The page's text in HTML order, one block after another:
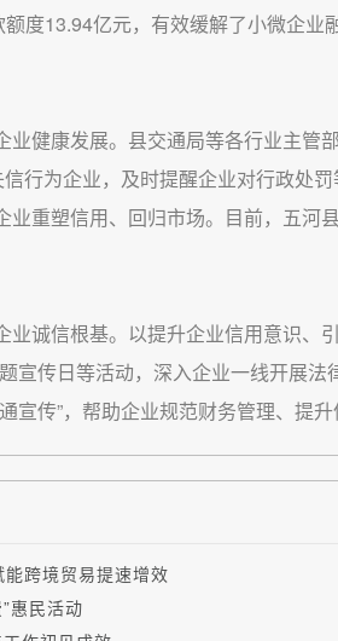
度13.94亿元，有效缓解了小微企业
业健康发展。县交通局等各行业主管
行为企业，及时提醒企业对行政处
重塑信用、回归市场。目前，五河
业诚信根基。以提升企业信用意识、
宣传日等活动，深入企业一线开展
宣传”，帮助企业规范财务管理、提升
跨境贸易提速增效
惠民活动